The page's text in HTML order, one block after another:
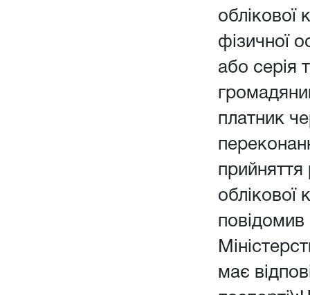
облікової
фізичної
або серія
платник
прийняття
облікової
повідомив
має